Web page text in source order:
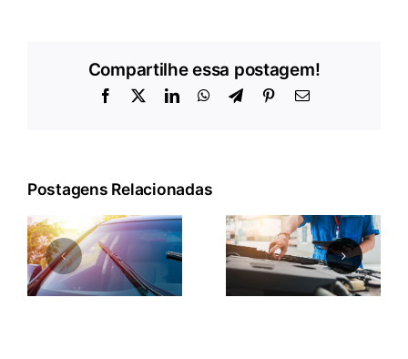
Compartilhe essa postagem!
Facebook LinkedInWhatsApp
TelegramPinterest
E-
Postagens Relacionadas